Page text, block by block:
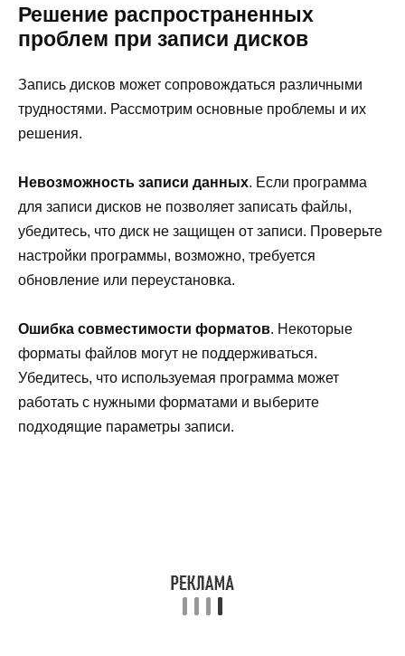
Решение распространенных
проблем при записи дисков
Запись дисков может сопровождаться различными
трудностями. Рассмотрим основные проблемы и их
решения.
Невозможность записи данных. Если программа
для записи дисков не позволяет записать файлы,
убедитесь, что диск не защищен от записи. Проверьте
настройки программы, возможно, требуется
обновление или переустановка.
Ошибка совместимости форматов. Некоторые
форматы файлов могут не поддерживаться.
Убедитесь, что используемая программа может
работать с нужными форматами и выберите
подходящие параметры записи.